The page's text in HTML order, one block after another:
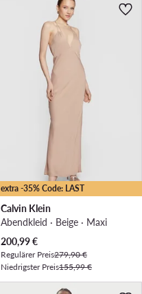
extra -35% Code: LAST
Calvin Klein
Abendkleid · Beige · Maxi
Aktueller Preis
200,99€
Regulärer Preis279,90 €
Niedrigster Preis155,99 €